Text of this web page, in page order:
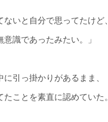
ないと自分で思ってたけど、
識であったみたい。」
引っ掛かりがあるまま、
ことを素直に認めていた。